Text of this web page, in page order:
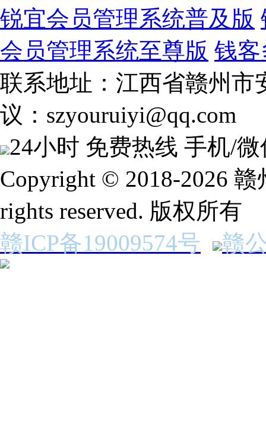
锐宜会员管理系统普及版
会员管理系统至尊版 钱
联系地址：江西省赣州市
议：szyouruiyi@qq.com
24小时 免费热线 手机/微
Copyright © 2018-2026
rights reserved. 版权所有
赣ICP备19009574号
赣